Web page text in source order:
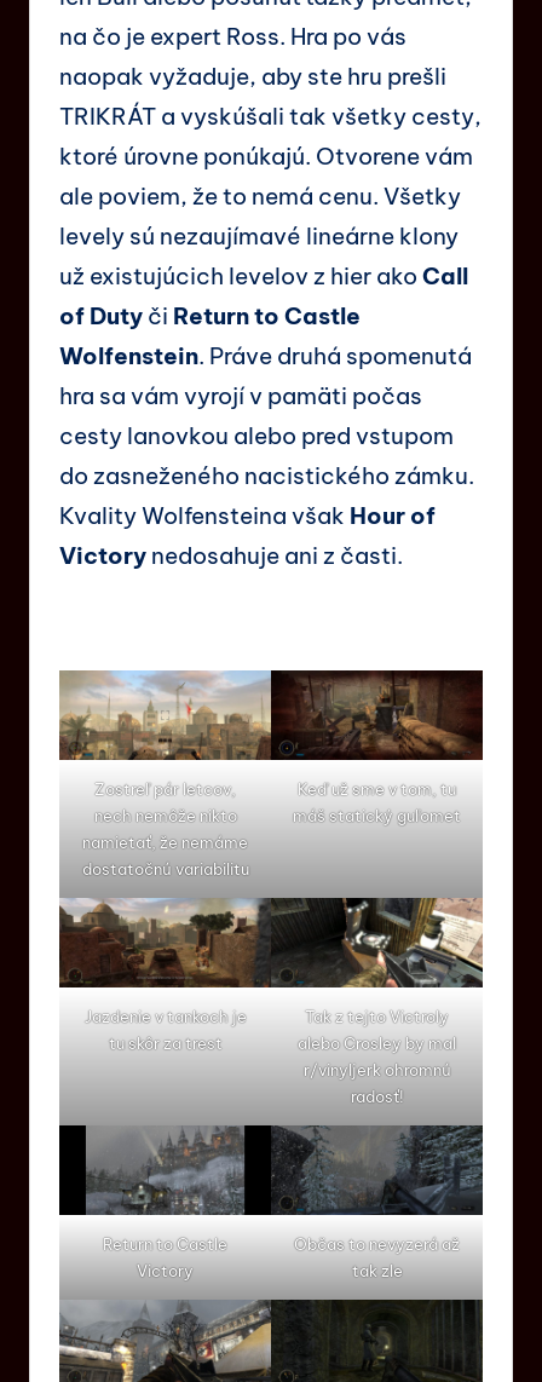
na čo je expert Ross. Hra po vás
naopak vyžaduje, aby ste hru prešli
TRIKRÁT a vyskúšali tak všetky cesty,
ktoré úrovne ponúkajú. Otvorene vám
ale poviem, že to nemá cenu. Všetky
levely sú nezaujímavé lineárne klony
už existujúcich levelov z hier ako Call
of Duty či Return to Castle
Wolfenstein. Práve druhá spomenutá
hra sa vám vyrojí v pamäti počas
cesty lanovkou alebo pred vstupom
do zasneženého nacistického zámku.
Kvality Wolfensteina však Hour of
Victory nedosahuje ani z časti.
Zostreľ pár letcov,
nech nemôže nikto
namietať, že nemáme
dostatočnú variabilitu
Keď už sme v tom, tu
máš statický guľomet
Jazdenie v tankoch je
tu skôr za trest
Tak z tejto Victroly
alebo Crosley by mal
r/vinyljerk ohromnú
radosť!
Return to Castle
Victory
Občas to nevyzerá až
tak zle